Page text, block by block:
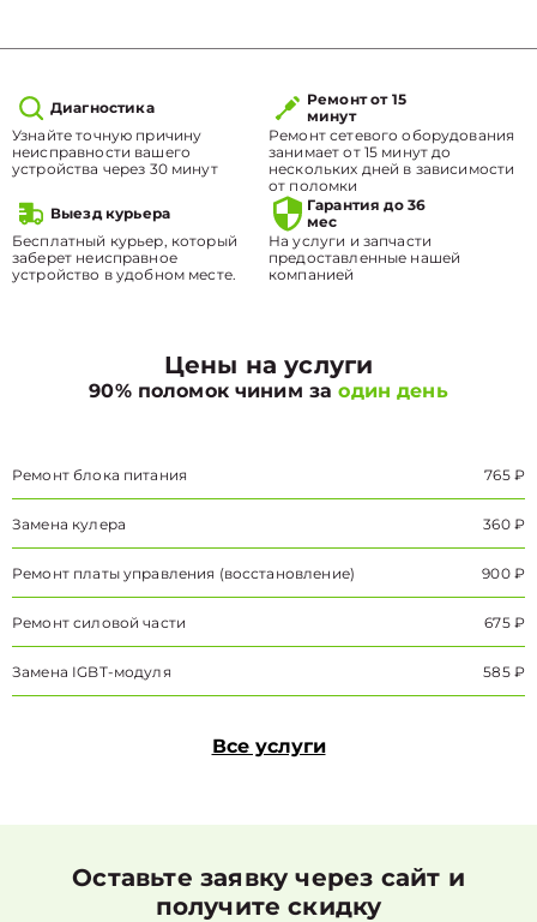
Диагностика
Узнайте точную причину
неисправности вашего
устройства через 30 минут
Ремонт от 15
минут
Ремонт сетевого оборудования
занимает от 15 минут до
нескольких дней в зависимости
от поломки
Выезд курьера
Бесплатный курьер, который
заберет неисправное
устройство в удобном месте.
Гарантия до 36
мес
На услуги и запчасти
предоставленные нашей
компанией
Цены на услуги
90% поломок чиним заодин день
Ремонт блока питания 765 ₽
Замена кулера 360 ₽
Ремонт платы управления (восстановление) 900 ₽
Ремонт силовой части 675 ₽
Замена IGBT-модуля 585 ₽
Все услуги
Оставьте заявку через сайт и
получите скидку